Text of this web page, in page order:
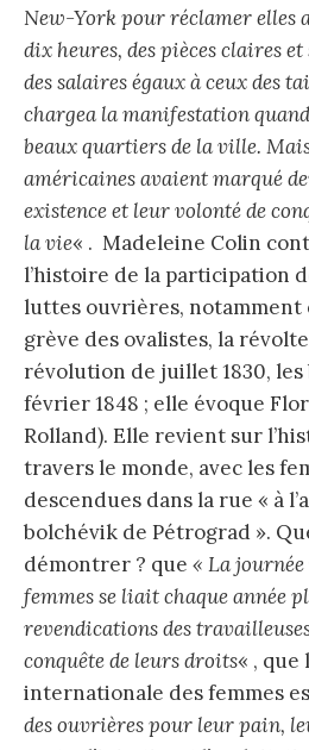
New-York pour réclamer elles
dix heures, des pièces claires
des salaires égaux à ceux des
chargea la manifestation
beaux quartiers de la ville.
américaines avaient marqué
existence et leur volonté de
la vie« . Madeleine Colin
l’histoire de la participation
luttes ouvrières, notamment
grève des ovalistes, la
révolution de juillet 1830, les
février 1848 ; elle évoque
Rolland). Elle revient sur
travers le monde, avec les
descendues dans la rue « à
bolchévik de Pétrograd ».
démontrer ? que « La
femmes se liait chaque année
revendications des
conquête de leurs droits« , que
internationale des femmes
des ouvrières pour leur pain,